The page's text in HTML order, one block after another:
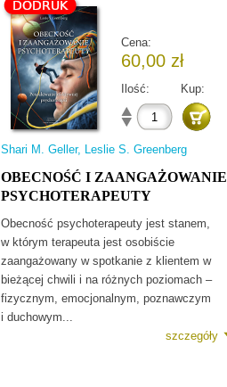
Cena:
60,00 zł
Ilość: Kup:
Shari M. Geller, Leslie S. Greenberg
OBECNOŚĆ I ZAANGAŻOWANIE
PSYCHOTERAPEUTY
Obecność psychoterapeuty jest stanem,
w którym terapeuta jest osobiście
zaangażowany w spotkanie z klientem w
bieżącej chwili i na różnych poziomach –
fizycznym, emocjonalnym, poznawczym
i duchowym...
szczegóły